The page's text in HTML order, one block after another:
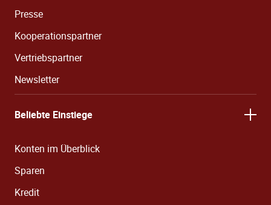
Presse
Kooperationspartner
Vertriebspartner
Newsletter
Beliebte Einstiege
Konten im Überblick
Sparen
Kredit